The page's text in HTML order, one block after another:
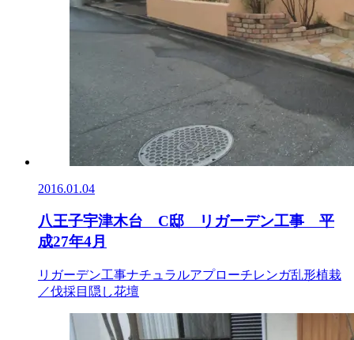
2016.01.04
八王子宇津木台 C邸 リガーデン工事 平
成27年4月
リガーデン工事ナチュラルアプローチレンガ乱形植栽
／伐採目隠し花壇